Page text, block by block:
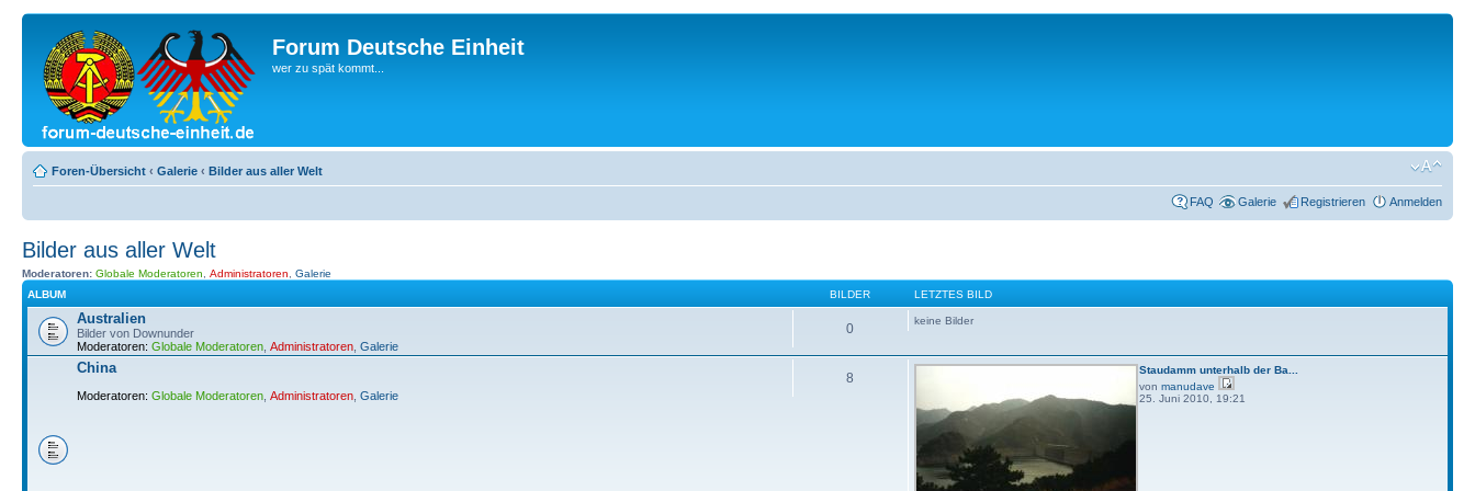
Forum Deutsche Einheit
wer zu spät kommt...
Foren-Übersicht ‹ Galerie ‹ Bilder aus aller Welt
FAQ Galerie Registrieren Anmelden
Bilder aus aller Welt
Moderatoren: Globale Moderatoren Administratoren
Galerie
ALBUM
BILDER LETZTES BILD
Australien
Bilder von Downunder
Moderatoren: Globale Moderatoren Administratoren Galerie
0
keine Bilder
China
Moderatoren: Globale Moderatoren Administratoren Galerie
8
Staudamm unterhalb der Ba...
von manudave
25. Juni 2010, 19:21